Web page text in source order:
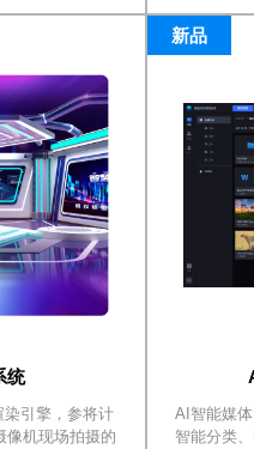
统
染引擎，参将计
像机现场拍摄的
新品
AI智能媒
智能分类